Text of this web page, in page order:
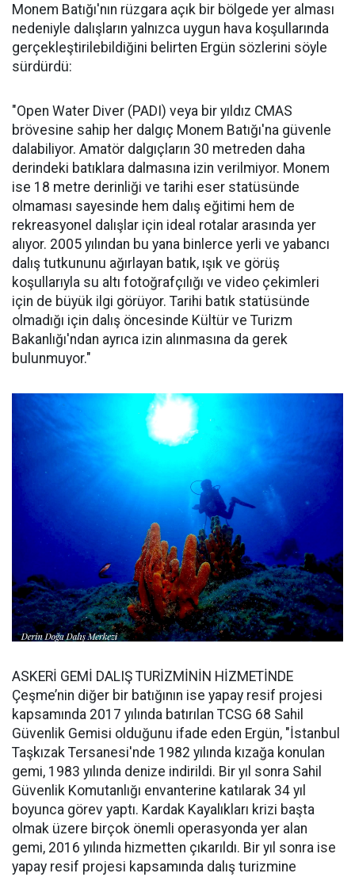
Monem Batığı'nın rüzgara açık bir bölgede yer alması
nedeniyle dalışların yalnızca uygun hava koşullarında
gerçekleştirilebildiğini belirten Ergün sözlerini söyle
sürdürdü:
"Open Water Diver (PADI) veya bir yıldız CMAS
brövesine sahip her dalgıç Monem Batığı'na güvenle
dalabiliyor. Amatör dalgıçların 30 metreden daha
derindeki batıklara dalmasına izin verilmiyor. Monem
ise 18 metre derinliği ve tarihi eser statüsünde
olmaması sayesinde hem dalış eğitimi hem de
rekreasyonel dalışlar için ideal rotalar arasında yer
alıyor. 2005 yılından bu yana binlerce yerli ve yabancı
dalış tutkununu ağırlayan batık, ışık ve görüş
koşullarıyla su altı fotoğrafçılığı ve video çekimleri
için de büyük ilgi görüyor. Tarihi batık statüsünde
olmadığı için dalış öncesinde Kültür ve Turizm
Bakanlığı'ndan ayrıca izin alınmasına da gerek
bulunmuyor."
ASKERİ GEMİ DALIŞ TURİZMİNİN HİZMETİNDE
Çeşme’nin diğer bir batığının ise yapay resif projesi
kapsamında 2017 yılında batırılan TCSG 68 Sahil
Güvenlik Gemisi olduğunu ifade eden Ergün, "İstanbul
Taşkızak Tersanesi'nde 1982 yılında kızağa konulan
gemi, 1983 yılında denize indirildi. Bir yıl sonra Sahil
Güvenlik Komutanlığı envanterine katılarak 34 yıl
boyunca görev yaptı. Kardak Kayalıkları krizi başta
olmak üzere birçok önemli operasyonda yer alan
gemi, 2016 yılında hizmetten çıkarıldı. Bir yıl sonra ise
yapay resif projesi kapsamında dalış turizmine